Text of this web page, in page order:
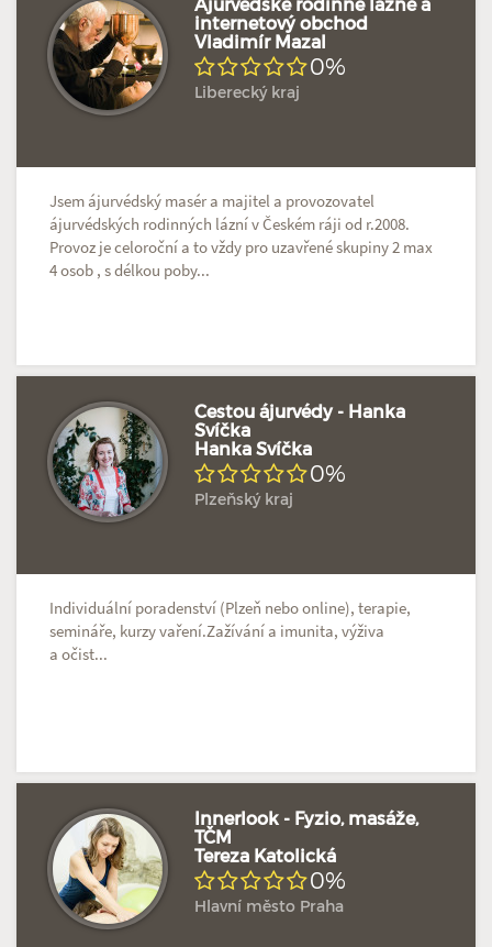
internetový obchod
Vladimír Mazal
0%
Liberecký kraj
Jsem ájurvédský masér a majitel a provozovatel
ájurvédských rodinných lázní v Českém ráji od r.2008.
Provoz je celoroční a to vždy pro uzavřené skupiny 2 max
4 osob , s délkou poby...
Cestou ájurvédy - Hanka
Svíčka
Hanka Svíčka
0%
Plzeňský kraj
Individuální poradenství (Plzeň nebo online), terapie,
semináře, kurzy vaření.Zažívání a imunita, výživa
a očist...
Innerlook - Fyzio, masáže,
TČM
Tereza Katolická
0%
Hlavní město Praha
Doposud žádné hodnocení Profil terapeuta
Doposud žádné hodnocení Profil terapeuta
Doposud žádné hodnocení Profil terapeuta